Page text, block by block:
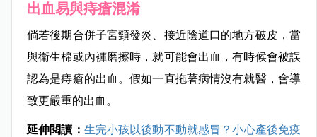
出血易與痔瘡混淆
倘若後期合併子宮頸發炎、接近陰道口的地方破皮，當
與衛生棉或內褲磨擦時，就可能會出血，有時候會被誤
認為是痔瘡的出血。假如一直拖著病情沒有就醫，會導
致更嚴重的出血。
延伸閱讀： 生完小孩以後動不動就感冒？小心產後免疫